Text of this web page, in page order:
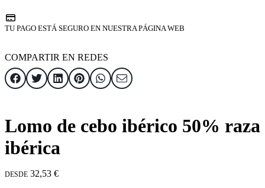
TU PAGO ESTÁ SEGURO EN NUESTRA PÁGINA WEB
COMPARTIR EN REDES
Lomo de cebo ibérico 50% raza
ibérica
DESDE 32,53 €